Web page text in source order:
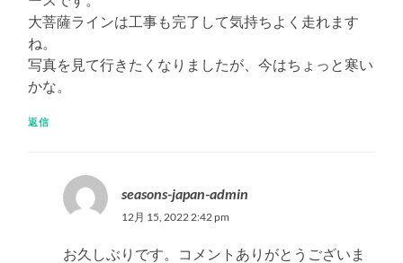
大菩薩ラインは工事も完了して気持ちよく走れます
ね。
写真を見て行きたくなりましたが、今はちょっと寒い
かな。
返信
seasons-japan-admin
12月 15, 2022 2:42 pm
お久しぶりです。コメントありがとうございま